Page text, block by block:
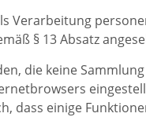
Verarbeitung
§ 13 Absatz
die keine
dass einige